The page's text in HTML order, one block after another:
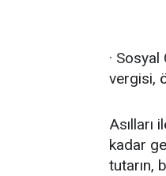
·
vergisi,
kadar
tutarın,